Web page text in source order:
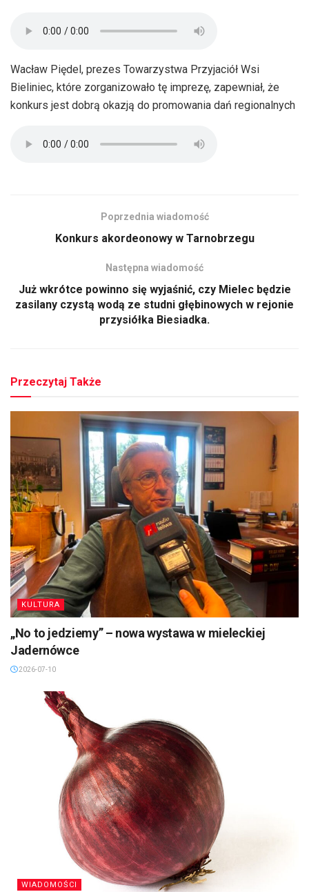
Wacław Piędel, prezes Towarzystwa Przyjaciół Wsi
Bieliniec, które zorganizowało tę imprezę, zapewniał, że
konkurs jest dobrą okazją do promowania dań regionalnych
Poprzednia wiadomość
Konkurs akordeonowy w Tarnobrzegu
Następna wiadomość
Już wkrótce powinno się wyjaśnić, czy Mielec będzie
zasilany czystą wodą ze studni głębinowych w rejonie
przysiółka Biesiadka.
Przeczytaj Także
KULTURA
„No to jedziemy” – nowa wystawa w mieleckiej
Jadernówce
2026-07-10
WIADOMOŚCI